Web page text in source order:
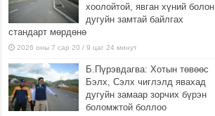
хоолойтой, явган хүний болон
дугуйн замтай байлгах
стандарт мөрдөнө
2026 оны 7 сар 20 / 9 цаг 24 минут
Б.Пүрэвдагва: Хотын төвөөс
Бэлх, Сэлх чиглэлд явахад
дугуйн замаар зорчих бүрэн
боломжтой боллоо